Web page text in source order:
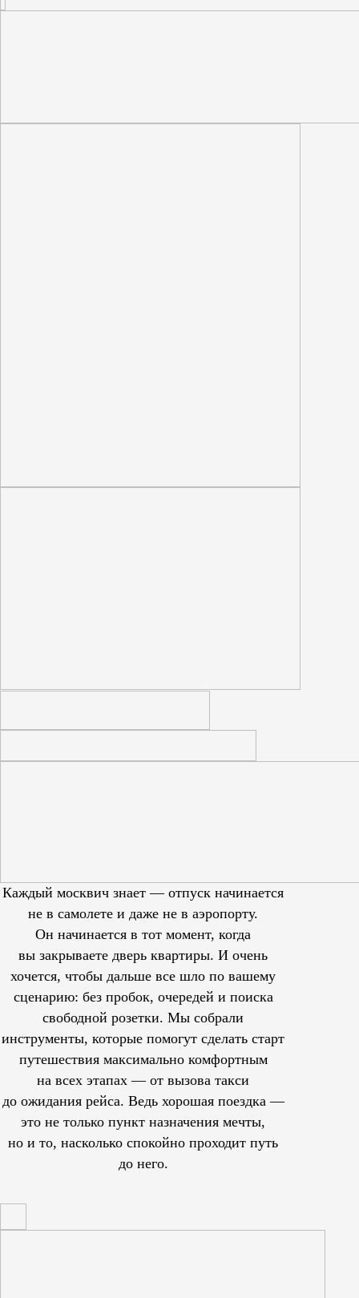
Каждый москвич знает — отпуск начинается
не в самолете и даже не в аэропорту.
Он начинается в тот момент, когда
вы закрываете дверь квартиры. И очень
хочется, чтобы дальше все шло по вашему
сценарию: без пробок, очередей и поиска
свободной розетки. Мы собрали
инструменты, которые помогут сделать старт
путешествия максимально комфортным
на всех этапах — от вызова такси
до ожидания рейса. Ведь хорошая поездка —
это не только пункт назначения мечты,
но и то, насколько спокойно проходит путь
до него.